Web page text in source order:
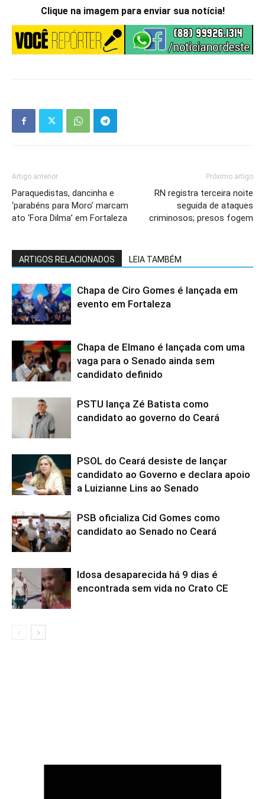
Clique na imagem para enviar sua notícia!
Artigo anterior
Paraquedistas, dancinha e
‘parabéns para Moro’ marcam
ato ‘Fora Dilma’ em Fortaleza
Próximo artigo
RN registra terceira noite
seguida de ataques
criminosos; presos fogem
ARTIGOS RELACIONADOS LEIA TAMBÉM
Chapa de Ciro Gomes é lançada em
evento em Fortaleza
Chapa de Elmano é lançada com uma
vaga para o Senado ainda sem
candidato definido
PSTU lança Zé Batista como
candidato ao governo do Ceará
PSOL do Ceará desiste de lançar
candidato ao Governo e declara apoio
a Luizianne Lins ao Senado
PSB oficializa Cid Gomes como
candidato ao Senado no Ceará
Idosa desaparecida há 9 dias é
encontrada sem vida no Crato CE